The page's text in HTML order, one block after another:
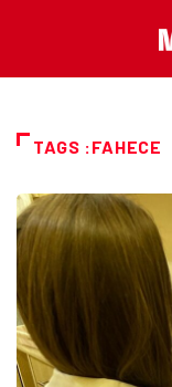
TAGS :FAHECE